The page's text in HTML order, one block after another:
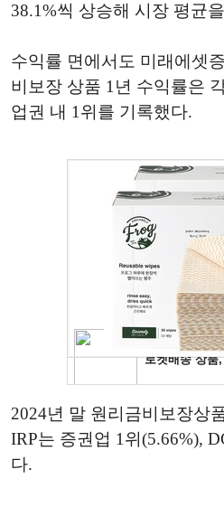
38.1%씩 상승해 시장 평균
수익률 면에서도 미래에셋
비보장 상품 1년 수익률은
업권 내 1위를 기록했다.
2024년 말 원리금비보장상
IRP는 증권업 1위(5.66%),
다.